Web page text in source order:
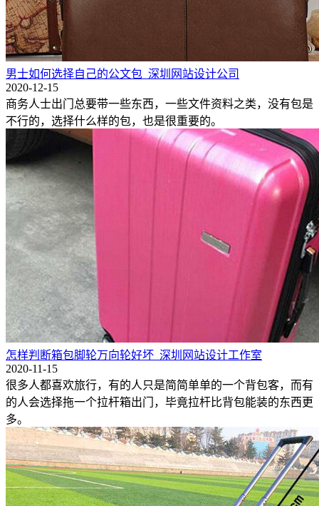
男士如何选择自己的公文包_深圳网站设计公司
2020-12-15
商务人士出门总要带一些东西，一些文件资料之类，没有包是
不行的，选择什么样的包，也是很重要的。
怎样判断箱包脚轮万向轮好坏_深圳网站设计工作室
2020-11-15
很多人都喜欢旅行，有的人只是简简单单的一个背包客，而有
的人会选择拖一个拉杆箱出门，毕竟拉杆比背包能装的东西更
多。